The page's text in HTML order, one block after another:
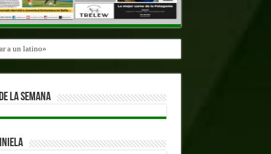
a un latino»
LA SEMANA